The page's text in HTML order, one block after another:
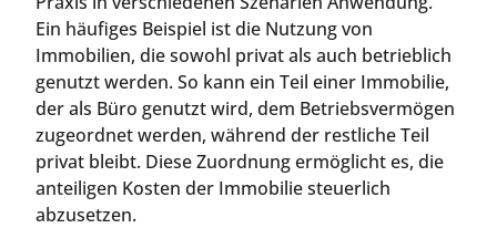
Ein häufiges Beispiel ist die Nutzung von
Immobilien, die sowohl privat als auch betrieblich
genutzt werden. So kann ein Teil einer Immobilie,
der als Büro genutzt wird, dem Betriebsvermögen
zugeordnet werden, während der restliche Teil
privat bleibt. Diese Zuordnung ermöglicht es, die
anteiligen Kosten der Immobilie steuerlich
abzusetzen.